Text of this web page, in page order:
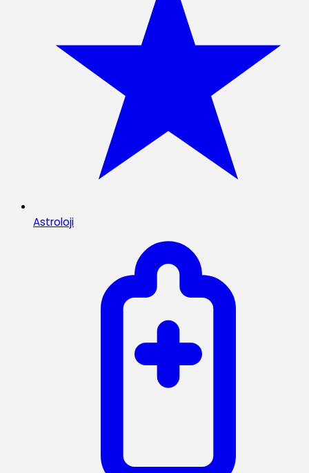
Astroloji